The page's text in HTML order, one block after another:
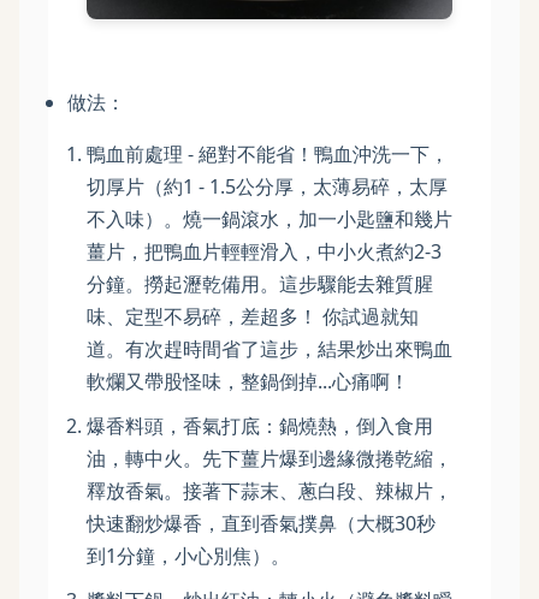
做法：
鴨血前處理 - 絕對不能省！鴨血沖洗一下，
切厚片（約1 - 1.5公分厚，太薄易碎，太厚
不入味）。燒一鍋滾水，加一小匙鹽和幾片
薑片，把鴨血片輕輕滑入，中小火煮約2-3
分鐘。撈起瀝乾備用。這步驟能去雜質腥
味、定型不易碎，差超多！ 你試過就知
道。有次趕時間省了這步，結果炒出來鴨血
軟爛又帶股怪味，整鍋倒掉...心痛啊！
爆香料頭，香氣打底：鍋燒熱，倒入食用
油，轉中火。先下薑片爆到邊緣微捲乾縮，
釋放香氣。接著下蒜末、蔥白段、辣椒片，
快速翻炒爆香，直到香氣撲鼻（大概30秒
到1分鐘，小心別焦）。